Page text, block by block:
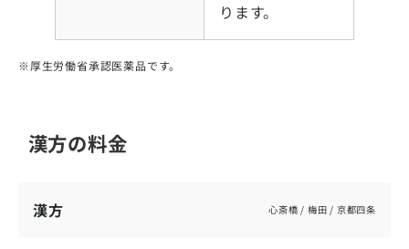
ります。
厚生労働省承認医薬品です。
漢方の料金
漢方 心斎橋 / 梅田 / 京都四条